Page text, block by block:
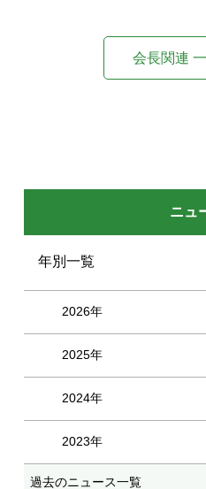
ニュ
年別一覧
過去のニュース一覧
2026年
2025年
2024年
2023年
会長関連